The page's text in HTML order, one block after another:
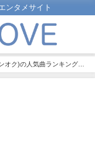
ンタメサイト
オク)の人気曲ランキング！